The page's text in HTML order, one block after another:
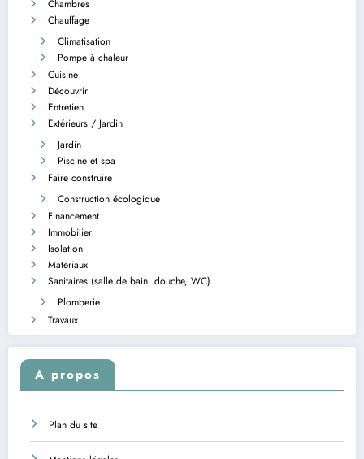
Chambres
Chauffage
Climatisation
Pompe à chaleur
Cuisine
Découvrir
Entretien
Extérieurs / Jardin
Jardin
Piscine et spa
Faire construire
Construction écologique
Financement
Immobilier
Isolation
Matériaux
Sanitaires (salle de bain, douche, WC)
Plomberie
Travaux
A propos
Plan du site